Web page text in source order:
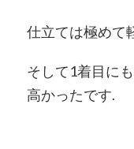
仕立ては極めて
そして1着目に
高かったです.